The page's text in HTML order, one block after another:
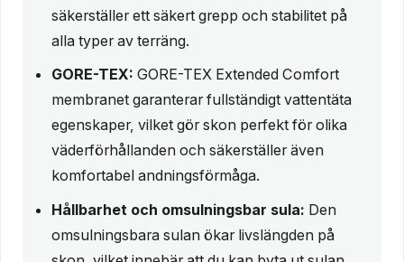
säkerställer ett säkert grepp och stabilitet på
alla typer av terräng.
GORE-TEX: GORE-TEX Extended Comfort
membranet garanterar fullständigt vattentäta
egenskaper, vilket gör skon perfekt för olika
väderförhållanden och säkerställer även
komfortabel andningsförmåga.
Hållbarhet och omsulningsbar sula: Den
omsulningsbara sulan ökar livslängden på